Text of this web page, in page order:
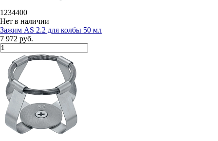
1234400
Нет в наличии
Зажим AS 2.2 для колбы 50 мл
7 972 руб.